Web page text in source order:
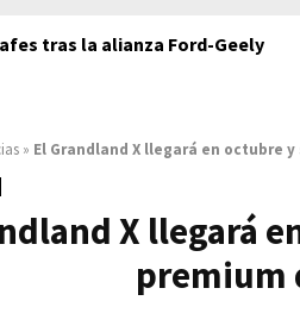
tras la alianza Ford-Geely
» El Grandland X llegará en octubre
X llegará
premium